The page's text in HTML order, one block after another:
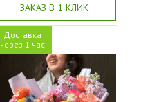
ЗАКАЗ В 1 КЛИК
Доставка
через 1 час